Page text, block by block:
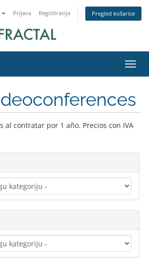
Prijava Registtracija Pregled košarice
al contratar por 1 año. Precios con IVA